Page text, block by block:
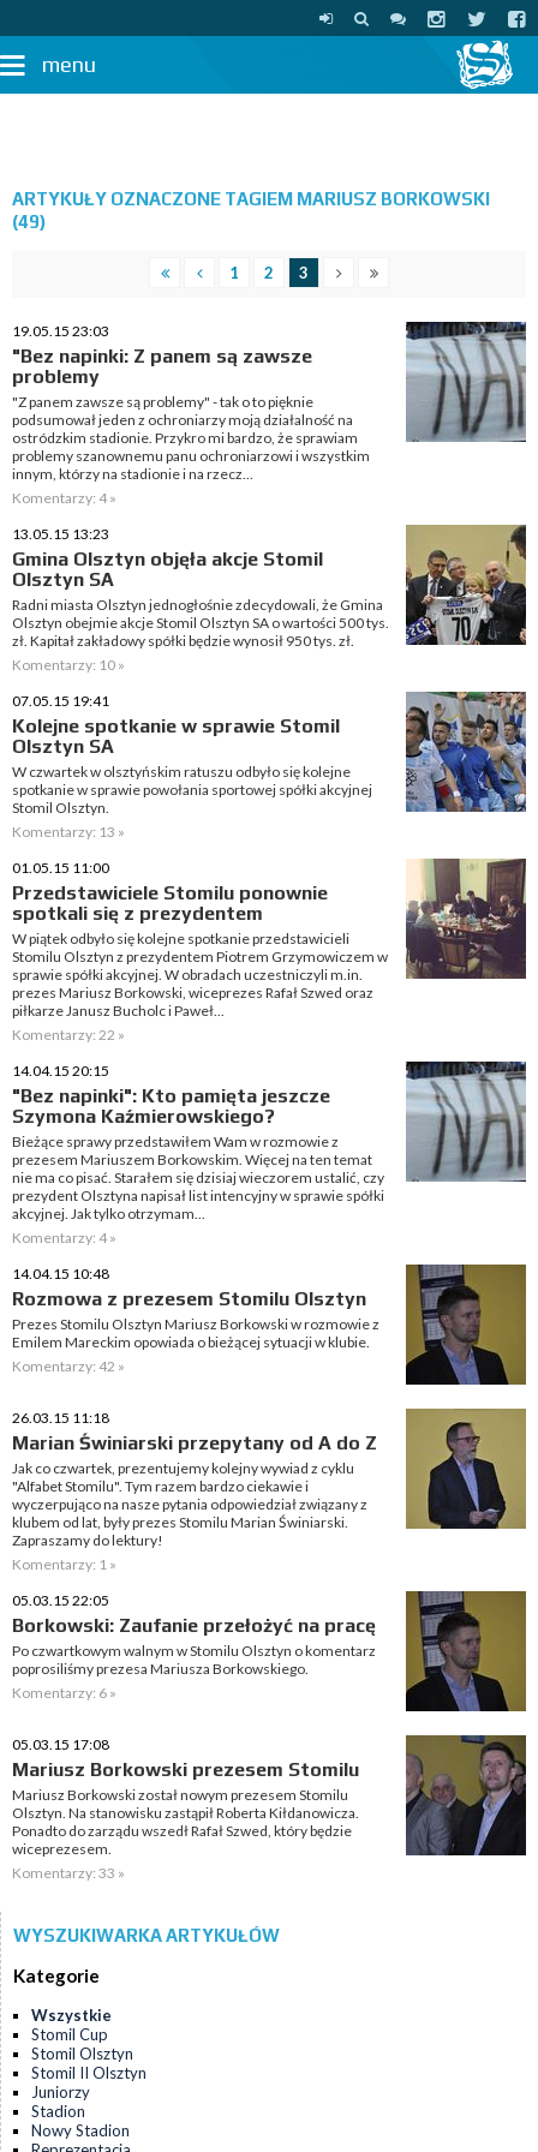
menu
ARTYKUŁY OZNACZONE TAGIEM MARIUSZ BORKOWSKI
(49)
1 2 3
19.05.15 23:03
"Bez napinki: Z panem są zawsze
problemy
"Z panem zawsze są problemy" - tak o to pięknie
podsumował jeden z ochroniarzy moją działalność na
ostródzkim stadionie. Przykro mi bardzo, że sprawiam
problemy szanownemu panu ochroniarzowi i wszystkim
innym, którzy na stadionie i na rzecz...
Komentarzy: 4 »
13.05.15 13:23
Gmina Olsztyn objęła akcje Stomil
Olsztyn SA
Radni miasta Olsztyn jednogłośnie zdecydowali, że Gmina
Olsztyn obejmie akcje Stomil Olsztyn SA o wartości 500 tys.
zł. Kapitał zakładowy spółki będzie wynosił 950 tys. zł.
Komentarzy: 10 »
07.05.15 19:41
Kolejne spotkanie w sprawie Stomil
Olsztyn SA
W czwartek w olsztyńskim ratuszu odbyło się kolejne
spotkanie w sprawie powołania sportowej spółki akcyjnej
Stomil Olsztyn.
Komentarzy: 13 »
01.05.15 11:00
Przedstawiciele Stomilu ponownie
spotkali się z prezydentem
W piątek odbyło się kolejne spotkanie przedstawicieli
Stomilu Olsztyn z prezydentem Piotrem Grzymowiczem w
sprawie spółki akcyjnej. W obradach uczestniczyli m.in.
prezes Mariusz Borkowski, wiceprezes Rafał Szwed oraz
piłkarze Janusz Bucholc i Paweł...
Komentarzy: 22 »
14.04.15 20:15
"Bez napinki": Kto pamięta jeszcze
Szymona Kaźmierowskiego?
Bieżące sprawy przedstawiłem Wam w rozmowie z
prezesem Mariuszem Borkowskim. Więcej na ten temat
nie ma co pisać. Starałem się dzisiaj wieczorem ustalić, czy
prezydent Olsztyna napisał list intencyjny w sprawie spółki
akcyjnej. Jak tylko otrzymam...
Komentarzy: 4 »
14.04.15 10:48
Rozmowa z prezesem Stomilu Olsztyn
Prezes Stomilu Olsztyn Mariusz Borkowski w rozmowie z
Emilem Mareckim opowiada o bieżącej sytuacji w klubie.
Komentarzy: 42 »
26.03.15 11:18
Marian Świniarski przepytany od A do Z
Jak co czwartek, prezentujemy kolejny wywiad z cyklu
"Alfabet Stomilu". Tym razem bardzo ciekawie i
wyczerpująco na nasze pytania odpowiedział związany z
klubem od lat, były prezes Stomilu Marian Świniarski.
Zapraszamy do lektury!
Komentarzy: 1 »
05.03.15 22:05
Borkowski: Zaufanie przełożyć na pracę
Po czwartkowym walnym w Stomilu Olsztyn o komentarz
poprosiliśmy prezesa Mariusza Borkowskiego.
Komentarzy: 6 »
05.03.15 17:08
Mariusz Borkowski prezesem Stomilu
Mariusz Borkowski został nowym prezesem Stomilu
Olsztyn. Na stanowisku zastąpił Roberta Kiłdanowicza.
Ponadto do zarządu wszedł Rafał Szwed, który będzie
wiceprezesem.
Komentarzy: 33 »
WYSZUKIWARKA ARTYKUŁÓW
Kategorie
Wszystkie
Stomil Cup
Stomil Olsztyn
Stomil II Olsztyn
Juniorzy
Stadion
Nowy Stadion